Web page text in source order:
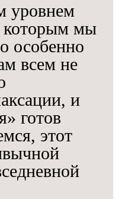
уровнем
которым мы
особенно
всем не
и
готов
этот